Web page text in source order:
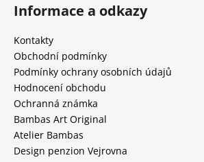
Informace a odkazy
Kontakty
Obchodní podmínky
Podmínky ochrany osobních údajů
Hodnocení obchodu
Ochranná známka
Bambas Art Original
Atelier Bambas
Design penzion Vejrovna